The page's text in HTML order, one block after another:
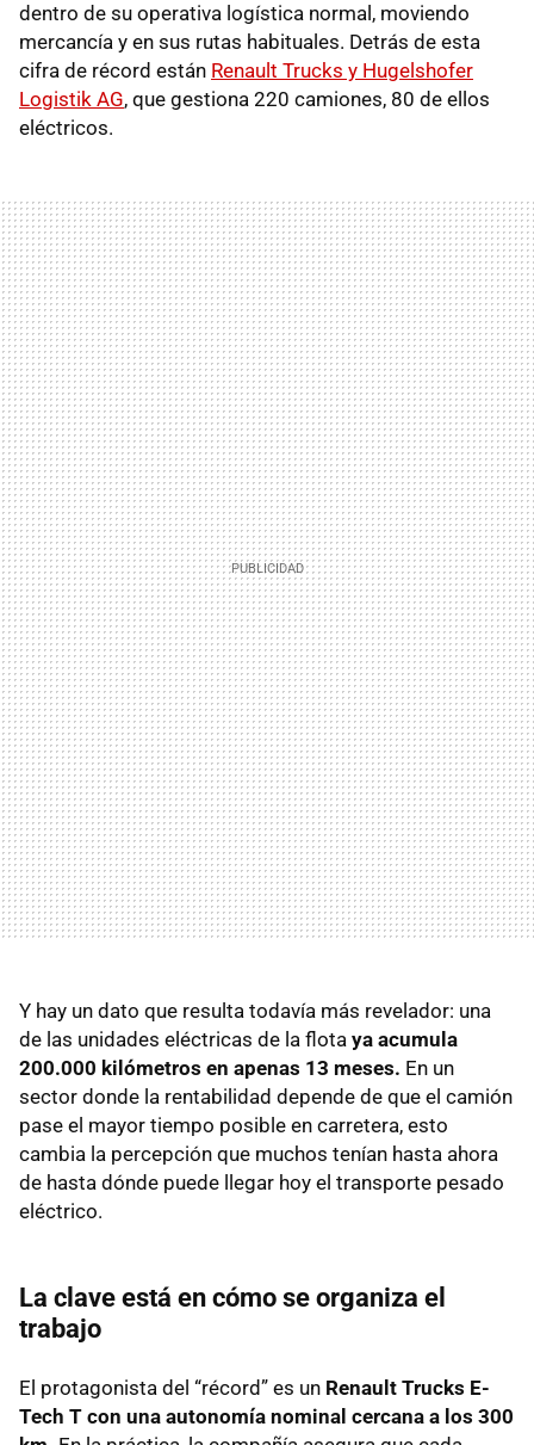
dentro de su operativa logística normal, moviendo
mercancía y en sus rutas habituales. Detrás de esta
cifra de récord están Renault Trucks y Hugelshofer
Logistik AG, que gestiona 220 camiones, 80 de ellos
eléctricos.
Y hay un dato que resulta todavía más revelador: una
de las unidades eléctricas de la flota ya acumula
200.000 kilómetros en apenas 13 meses. En un
sector donde la rentabilidad depende de que el camión
pase el mayor tiempo posible en carretera, esto
cambia la percepción que muchos tenían hasta ahora
de hasta dónde puede llegar hoy el transporte pesado
eléctrico.
La clave está en cómo se organiza el
trabajo
El protagonista del “récord” es un Renault Trucks E-
Tech T con una autonomía nominal cercana a los 300